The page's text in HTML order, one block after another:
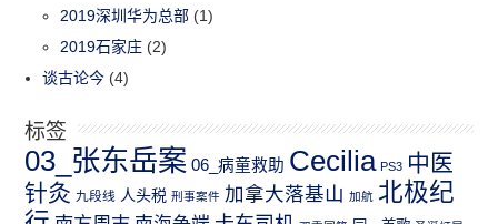
2019深圳华为总部 (1)
2019石家庄 (2)
谈古论今 (4)
标签
03_张东岳案 06_病童救助 Cecilia PS3 中医
针灸 九段线 人头税 刑事案件 加拿大落基山 加航 北极纪